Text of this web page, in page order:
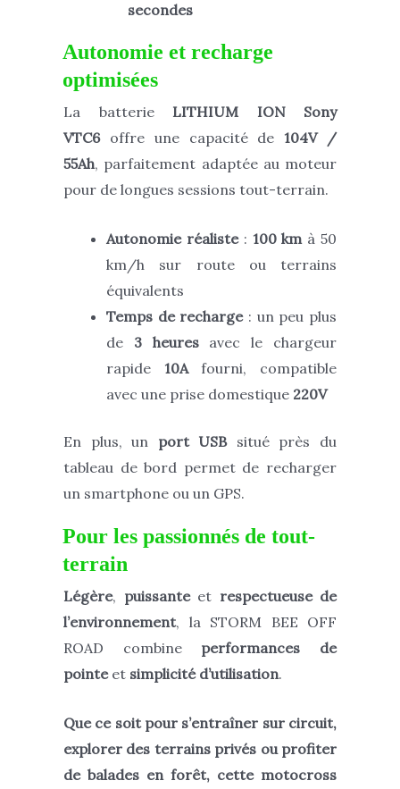
secondes
Autonomie et recharge
optimisées
La batterie LITHIUM ION
Sony
VTC6 offre une capacité de 104V /
55Ah, parfaitement adaptée au moteur
pour de longues sessions tout-terrain.
Autonomie réaliste: 100 km à 50
km/h sur route ou terrains
équivalents
Temps de recharge: un peu plus
de 3heuresavec le chargeur
rapide 10Afourni, compatible
avec une prise domestique 220V
En plus, un port USBsitué près du
tableau de bord permet de recharger
un smartphone ou un GPS.
Pour les passionnés de tout-
terrain
Légère, puissante et respectueuse de
l’environnement, la STORM BEE OFF
ROAD combine performances de
pointeet simplicité d’utilisation.
Que ce soit pour s’entraîner sur circuit,
explorer des terrains privés ou profiter
de balades en forêt, cette motocross